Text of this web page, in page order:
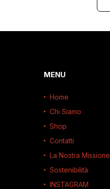
MENU
Home
Chi Siamo
Shop
Contatti
La Nostra Missione
Sostenibilità
INSTAGRAM